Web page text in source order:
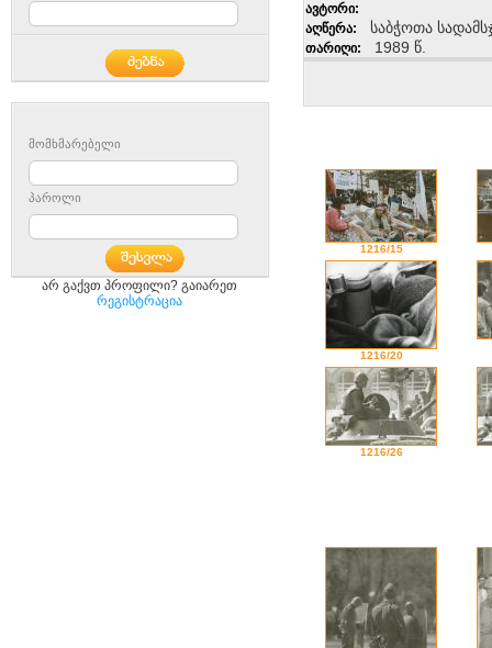
მომხმარებელი
პაროლი
არ გაქვთ პროფილი? გაიარეთ
რეგისტრაცია
ავტორი:
აღწერა:
საბჭოთა
თარიღი: 1989 წ.
1216/15
1216/20
1216/26